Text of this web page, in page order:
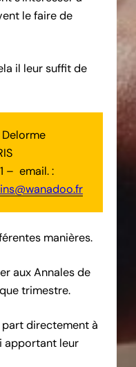
le faire de
il leur suffit de
– email. :
manières.
aux Annales de
trimestre.
directement à
apportant leur